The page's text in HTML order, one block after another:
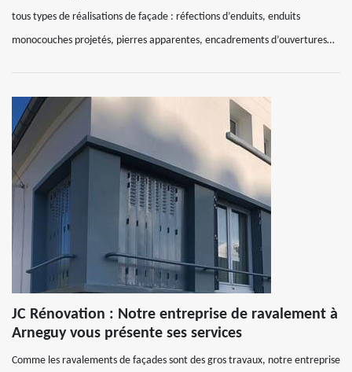
tous types de réalisations de façade : réfections d’enduits, enduits
monocouches projetés, pierres apparentes, encadrements d’ouvertures…
JC Rénovation : Notre entreprise de ravalement à
Arneguy vous présente ses services
Comme les ravalements de façades sont des gros travaux, notre entreprise